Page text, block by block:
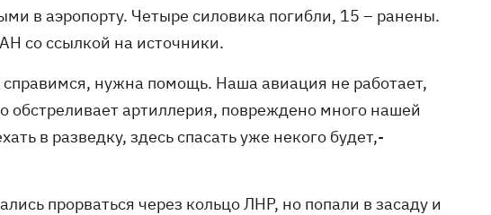
в аэропорту. Четыре силовика погибли, 15 – ранены.
со ссылкой на источники.
нужна помощь. Наша авиация не работает,
обстреливает артиллерия, повреждено много нашей
в разведку, здесь спасать уже некого будет,-
прорваться через кольцо ЛНР, но попали в засаду и